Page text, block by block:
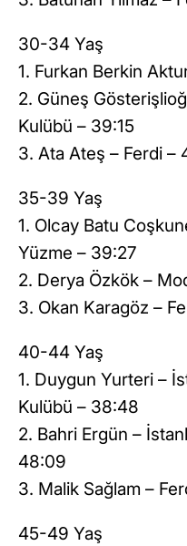
30-34 Yaş
1. Furkan Berkin
2. Güneş
Kulübü – 39:15
3. Ata Ateş – Ferdi –
35-39 Yaş
1. Olcay Batu
Yüzme – 39:27
2. Derya Özkök –
3. Okan Karagöz –
40-44 Yaş
1. Duygun Yurteri –
Kulübü – 38:48
2. Bahri Ergün –
48:09
3. Malik Sağlam –
45-49 Yaş